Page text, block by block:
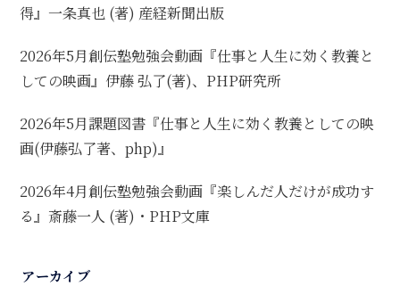
得』一条真也 (著) 産経新聞出版
2026年5月創伝塾勉強会動画『仕事と人生に効く教養と
しての映画』伊藤 弘了(著)、PHP研究所
2026年5月課題図書『仕事と人生に効く教養としての映
画(伊藤弘了著、php)』
2026年4月創伝塾勉強会動画『楽しんだ人だけが成功す
る』斎藤一人 (著)・PHP文庫
アーカイブ